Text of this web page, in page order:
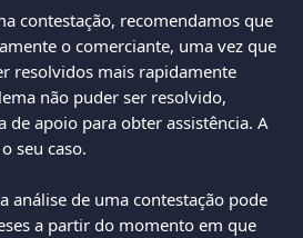
contestação, recomendamos que
o comerciante, uma vez que
resolvidos mais rapidamente
não puder ser resolvido,
de apoio para obter assistência. A
seu caso.
análise de uma contestação pode
a partir do momento em que